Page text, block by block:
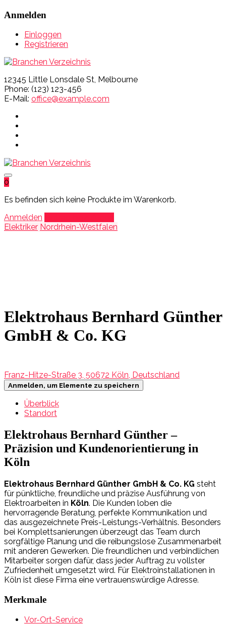
Anmelden
Einloggen
Registrieren
12345 Little Lonsdale St, Melbourne
Phone: (123) 123-456
E-Mail: office@example.com
0
Es befinden sich keine Produkte im Warenkorb.
Anmelden
Elektriker Nordrhein-Westfalen
Elektrohaus Bernhard Günther
GmbH & Co. KG
Franz-Hitze-Straße 3, 50672 Köln, Deutschland
Anmelden, um Elemente zu speichern
Überblick
Standort
Elektrohaus Bernhard Günther –
Präzision und Kundenorientierung in
Köln
Elektrohaus Bernhard Günther GmbH & Co. KG steht
für pünktliche, freundliche und präzise Ausführung von
Elektroarbeiten in Köln. Die Kunden loben die
hervorragende Beratung, perfekte Kommunikation und
das ausgezeichnete Preis-Leistungs-Verhältnis. Besonders
bei Komplettsanierungen überzeugt das Team durch
sorgfältige Planung und die reibungslose Zusammenarbeit
mit anderen Gewerken. Die freundlichen und verbindlichen
Mitarbeiter sorgen dafür, dass jeder Auftrag zu vollster
Zufriedenheit umgesetzt wird. Für Elektroinstallationen in
Köln ist diese Firma eine vertrauenswürdige Adresse.
Merkmale
Vor-Ort-Service